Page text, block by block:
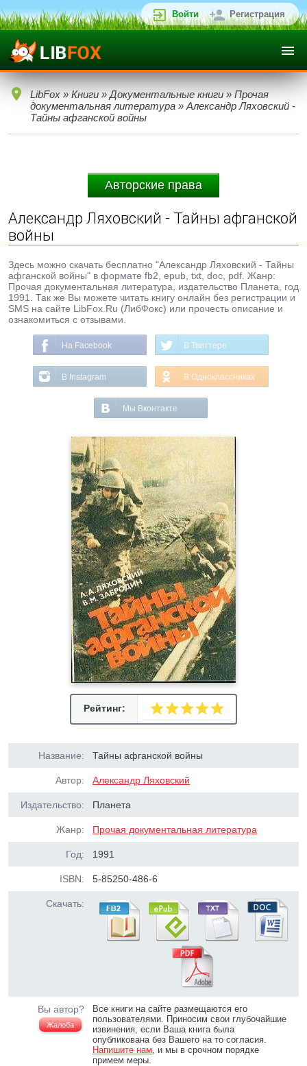
Войти Регистрация
LibFox » Книги » Документальные книги » Прочая
документальная литература » Александр Ляховский -
Тайны афганской войны
Авторские права
Александр Ляховский - Тайны афганской
войны
Здесь можно скачать бесплатно "Александр Ляховский - Тайны
афганской войны" в формате fb2, epub, txt, doc, pdf. Жанр:
Прочая документальная литература, издательство Планета, год
1991. Так же Вы можете читать книгу онлайн без регистрации и
SMS на сайте LibFox.Ru (ЛибФокс) или прочесть описание и
ознакомиться с отзывами.
На Facebook В Твиттере
В Instagram В Одноклассниках
Мы Вконтакте
Рейтинг:
Название: Тайны афганской войны
Автор: Александр Ляховский
Издательство: Планета
Жанр: Прочая документальная литература
Год: 1991
ISBN: 5-85250-486-6
Скачать:
Вы автор?
Жалоба
Все книги на сайте размещаются его
пользователями. Приносим свои глубочайшие
извинения, если Ваша книга была
опубликована без Вашего на то согласия.
Напишите нам, и мы в срочном порядке
примем меры.